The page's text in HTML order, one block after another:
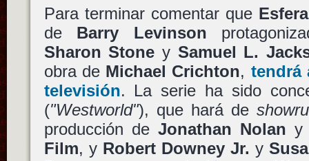
Para terminar comentar que Esfera
de Barry Levinson
Sharon Stone y Samuel L.
obra de Michael Crichton, tendrá
televisión. La serie ha sido
("Westworld"), que hará de
producción de Jonathan Nolan
Film, y Robert Downey Jr. y